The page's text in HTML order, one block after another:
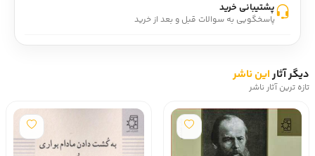
پشتیبانی خرید
پاسخگویی به سوالات قبل و بعد از خرید
دیگر آثاراین ناشر
تازه ترین آثار ناشر